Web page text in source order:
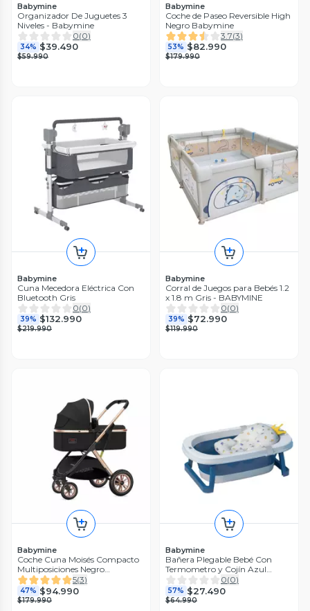
Babymine
Organizador De Juguetes 3
Niveles - Babymine
0(0)
34% $39.490
$59.990
Babymine
Coche de Paseo Reversible High
Negro Babymine
3.7(3)
53% $82.990
$179.990
Babymine
Cuna Mecedora Eléctrica Con
Bluetooth Gris
0(0)
39% $132.990
$219.990
Babymine
Corral de Juegos para Bebés 1.2
x 1.8 m Gris - BABYMINE
0(0)
39% $72.990
$119.990
Babymine
Coche Cuna Moisés Compacto
Multiposiciones Negro
BABYMINE
5(3)
47% $94.990
$179.990
Babymine
Bañera Plegable Bebé Con
Termometro y Cojín Azul
BABYMINE
0(0)
57% $27.490
$64.990